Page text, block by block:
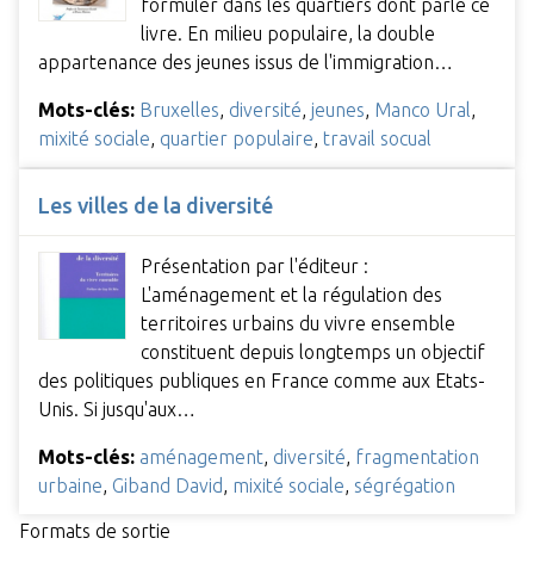
formuler dans les quartiers dont parle ce
livre. En milieu populaire, la double
appartenance des jeunes issus de l'immigration…
Mots-clés: Bruxelles, diversité, jeunes, Manco Ural,
mixité sociale, quartier populaire, travail socual
Les villes de la diversité
Présentation par l'éditeur :
L'aménagement et la régulation des
territoires urbains du vivre ensemble
constituent depuis longtemps un objectif
des politiques publiques en France comme aux Etats-
Unis. Si jusqu'aux…
Mots-clés: aménagement, diversité, fragmentation
urbaine, Giband David, mixité sociale, ségrégation
Formats de sortie